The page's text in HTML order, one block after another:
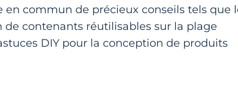
commun de précieux conseils tels que
de contenants réutilisables sur la plage
DIY pour la conception de produits